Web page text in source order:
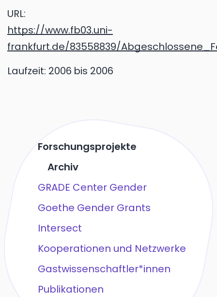
URL:
https://www.fb03.uni-
frankfurt.de/83558839/
Laufzeit: 2006 bis 2006
Forschungsprojekte
Archiv
GRADE Center Gender
Goethe Gender Grants
Intersect
Kooperationen und Netzwerke
Gastwissenschaftler*innen
Publikationen